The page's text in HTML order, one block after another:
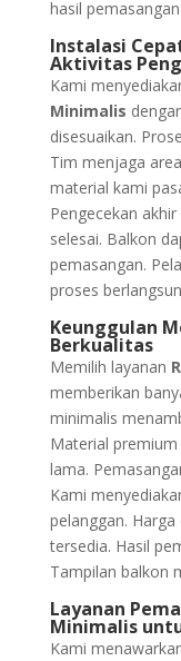
hasil
Instalasi
Aktivitas
Kami
Minimalis
disesuaikan.
Tim menjaga
material kami
Pengecekan
selesai. Balkon
pemasangan.
proses
Keunggulan
Berkualitas
Memilih layanan
memberikan
minimalis
Material
lama.
Kami
pelanggan.
tersedia. Hasil
Tampilan balkon
Layanan
Minimalis
Kami